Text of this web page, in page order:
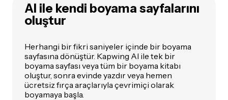
AI ile kendi boyama sayfalarını
oluştur
Herhangi bir fikri saniyeler içinde bir boyama
sayfasına dönüştür. Kapwing AI ile tek bir
boyama sayfası veya tüm bir boyama kitabı
oluştur, sonra evinde yazdır veya hemen
ücretsiz fırça araçlarıyla çevrimiçi olarak
boyamaya başla.